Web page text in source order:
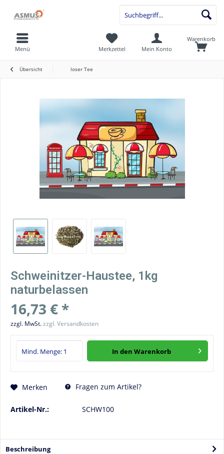
Warenkorb
Merkzettel
Mein Konto
Menü
Übersicht loser Tee
Schweinitzer-Haustee, 1kg
naturbelassen
16,73 € *
zzgl. MwSt.zzgl. Versandkosten
In den Warenkorb
Merken Fragen zum Artikel?
Artikel-Nr.: SCHW100
Beschreibung